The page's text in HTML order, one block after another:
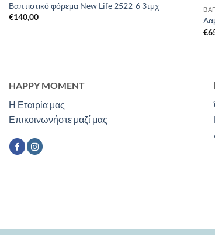
Βαπτιστικό φόρεμα New Life 2522-6 3τμχ
€140,00
€
HAPPY MOMENT
Η Εταιρία μας
Επικοινωνήστε μαζί μας